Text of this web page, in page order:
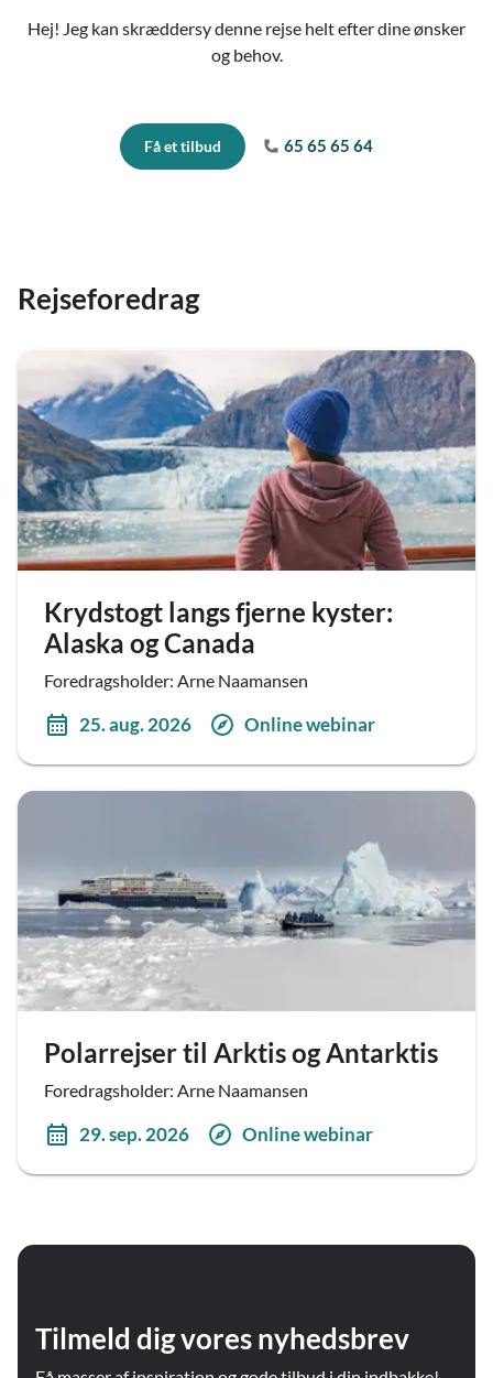
Hej! Jeg kan skræddersy denne rejse helt efter dine ønsker
og behov.
Få et tilbud 65 65 65 64
Rejseforedrag
Krydstogt langs fjerne kyster:
Alaska og Canada
Foredragsholder: Arne Naamansen
25. aug. 2026 Online webinar
Polarrejser til Arktis og Antarktis
Foredragsholder: Arne Naamansen
29. sep. 2026 Online webinar
Tilmeld dig vores nyhedsbrev